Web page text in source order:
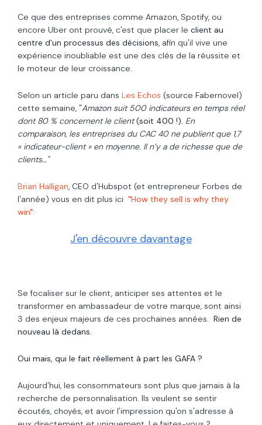
Ce que des entreprises comme Amazon, Spotify, ou
encore Uber ont prouvé, c'est que placer le client au
centre d'un processus des décisions, afin qu'il vive une
expérience inoubliable est une des clés de la réussite et
le moteur de leur croissance.
Selon un article paru dans Les Echos (source Fabernovel)
cette semaine, "Amazon suit 500 indicateurs en temps réel
dont 80 % concernent le client(soit 400 !). En
comparaison, les entreprises du CAC 40 ne publient que 1,7
« indicateur-client » en moyenne. Il n’y a de richesse que de
clients…"
Brian Halligan, CEO d'Hubspot (et entrepreneur Forbes de
l'année) vous en dit plus ici "How they sell is why they
win":
J'en découvre davantage
Se focaliser sur le client, anticiper ses attentes et le
transformer en ambassadeur de votre marque, sont ainsi
3 des enjeux majeurs de ces prochaines années. Rien de
nouveau là dedans.
Oui mais, qui le fait réellement à part les GAFA ?
Aujourd'hui, les consommateurs sont plus que jamais à la
recherche de personnalisation. Ils veulent se sentir
écoutés, choyés, et avoir l'impression qu'on s'adresse à